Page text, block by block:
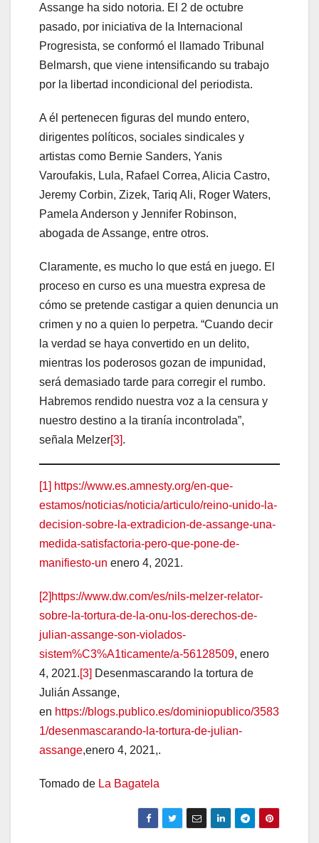
Assange ha sido notoria. El 2 de octubre
pasado, por iniciativa de la Internacional
Progresista, se conformó el llamado Tribunal
Belmarsh, que viene intensificando su trabajo
por la libertad incondicional del periodista.
A él pertenecen figuras del mundo entero,
dirigentes políticos, sociales sindicales y
artistas como Bernie Sanders, Yanis
Varoufakis, Lula, Rafael Correa, Alicia Castro,
Jeremy Corbin, Zizek, Tariq Ali, Roger Waters,
Pamela Anderson y Jennifer Robinson,
abogada de Assange, entre otros.
Claramente, es mucho lo que está en juego. El
proceso en curso es una muestra expresa de
cómo se pretende castigar a quien denuncia un
crimen y no a quien lo perpetra. “Cuando decir
la verdad se haya convertido en un delito,
mientras los poderosos gozan de impunidad,
será demasiado tarde para corregir el rumbo.
Habremos rendido nuestra voz a la censura y
nuestro destino a la tiranía incontrolada”,
señala Melzer[3].
[1] https://www.es.amnesty.org/en-que-
estamos/noticias/noticia/articulo/reino-unido-la-
decision-sobre-la-extradicion-de-assange-una-
medida-satisfactoria-pero-que-pone-de-
manifiesto-un enero 4, 2021.
[2] https://www.dw.com/es/nils-melzer-relator-
sobre-la-tortura-de-la-onu-los-derechos-de-
julian-assange-son-violados-
sistem%C3%A1ticamente/a-56128509, enero
4, 2021.[3] Desenmascarando la tortura de
Julián Assange,
en https://blogs.publico.es/dominiopublico/3583
1/desenmascarando-la-tortura-de-julian-
assange,enero 4, 2021,.
Tomado de La Bagatela